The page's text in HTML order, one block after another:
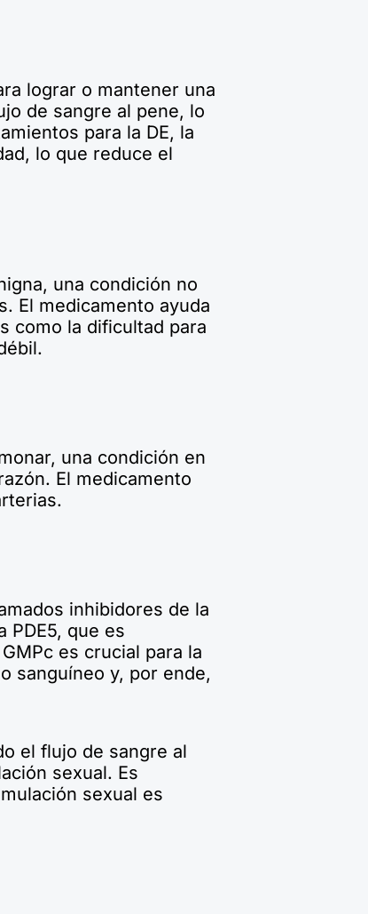
lograr o mantener una
de sangre al pene, lo
para la DE, la
lo que reduce el
una condición no
El medicamento ayuda
como la dificultad para
una condición en
El medicamento
inhibidores de la
PDE5, que es
es crucial para la
sanguíneo y, por ende,
el flujo de sangre al
sexual. Es
sexual es